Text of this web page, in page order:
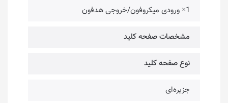
1× ورودی میکروفون/خروجی هدفون
مشخصات صفحه کلید
نوع صفحه کلید
جزیره‌ای